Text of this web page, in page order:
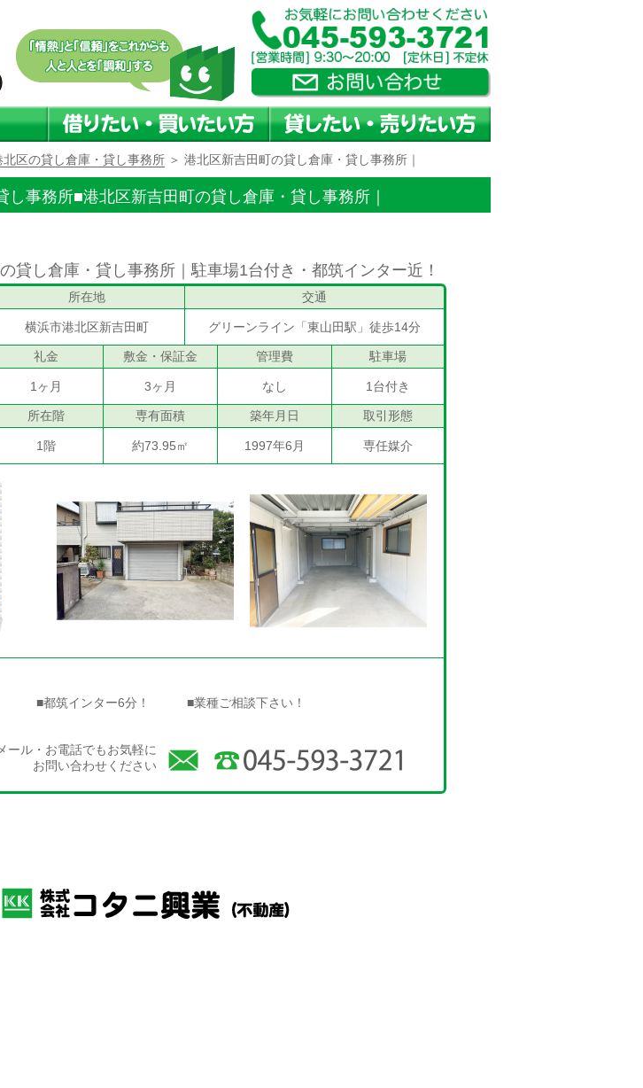
北区の貸し倉庫・貸し事務所 ＞ 港北区新吉田町の貸し倉庫・貸し事務所｜
し事務所■港北区新吉田町の貸し倉庫・貸し事務所｜
貸し倉庫・貸し事務所｜駐車場1台付き・都筑インター近！
所在地 交通
横浜市港北区新吉田町 グリーンライン「東山田駅」徒歩14分
礼金 敷金・保証金 管理費 駐車場
1ヶ月 3ヶ月 なし 1台付き
所在階 専有面積 築年月日 取引形態
1階 約73.95㎡ 1997年6月 専任媒介
！ ■都筑インター6分！ ■業種ご相談下さい！
メール・お電話でもお気軽に
お問い合わせください